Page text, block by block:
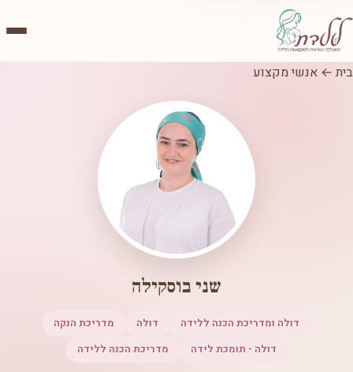
בית ← אנשי מקצוע
שני בוסקילה
דולה ומדריכת הכנה ללידה דולה
מדריכת הנקה
דולה - תומכת לידה
מדריכת הכנה ללידה